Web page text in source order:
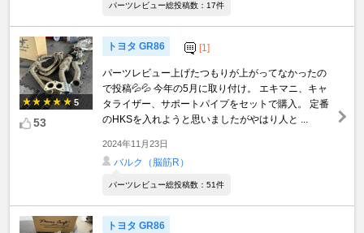
パーツレビュー総投稿数：17件
5
53
トヨタ GR86 [1]
パーツレビュー上げたつもりが上がってなかったの
で投稿💦💦 今年の5月に取り付け。 エキマニ、キャ
タライザー、サポートパイプをセットで購入。 定番
のHKSを入れようと思いましたがやはり人と ...
2024年11月23日
バルク（脳筋R）
パーツレビュー総投稿数：51件
トヨタ GR86